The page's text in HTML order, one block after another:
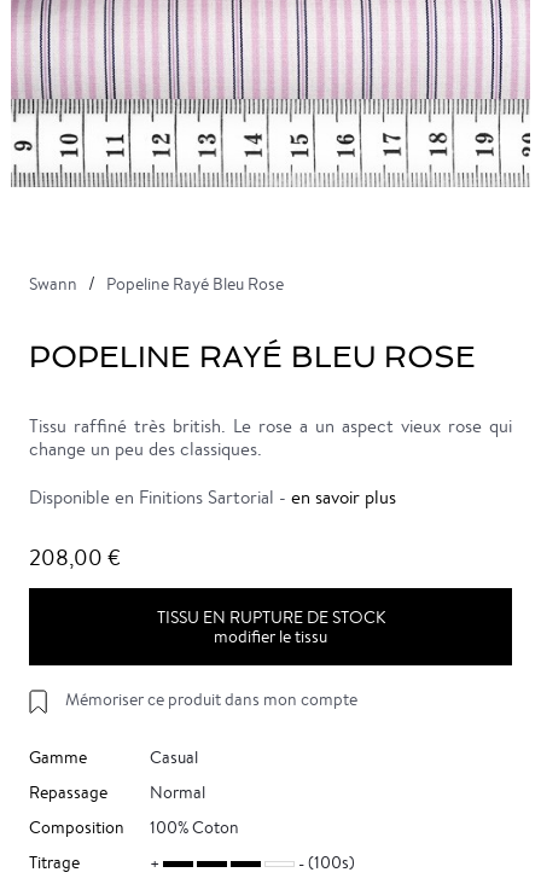
Swann Popeline Rayé Bleu Rose
POPELINE RAYÉ BLEU ROSE
Tissu raffiné très british. Le rose a un aspect vieux rose qui
change un peu des classiques.
Disponible en Finitions Sartorial - en savoir plus
208,00 €
TISSU EN RUPTURE DE STOCK
modifier le tissu
Mémoriser ce produit dans mon compte
Gamme
Casual
Repassage
Normal
Composition
100% Coton
Titrage
(100s)